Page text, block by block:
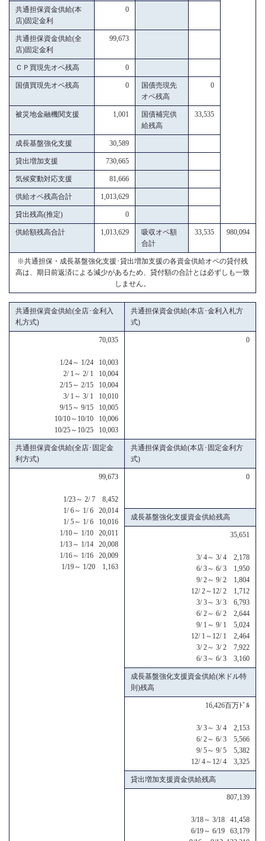
共通担保資金供給(本
店)固定金利
0
共通担保資金供給(全
店)固定金利
99,673
ＣＰ買現先オペ残高 0
国債買現先オペ残高 0
国債売現先
オペ残高
0
被災地金融機関支援 1,001
国債補完供
給残高
33,535
成長基盤強化支援 30,589
貸出増加支援 730,665
気候変動対応支援 81,666
供給オペ残高合計 1,013,629
貸出残高(推定) 0
供給額残高合計 1,013,629
吸収オペ額
合計
33,535 980,094
※共通担保・成長基盤強化支援･貸出増加支援の各資金供給オペの貸付残
高は、期日前返済による減少があるため、貸付額の合計とは必ずしも一致
しません。
共通担保資金供給(全店･金利入
札方式)
共通担保資金供給(本店･金利入札方
式)
70,035
1/24～ 1/24 10,003
2/ 1～ 2/ 1 10,004
2/15～ 2/15 10,004
3/ 1～ 3/ 1 10,010
9/15～ 9/15 10,005
10/10～10/10 10,006
10/25～10/25 10,003
0
共通担保資金供給(全店･固定金
利方式)
共通担保資金供給(本店･固定金利方
式)
99,673
1/23～ 2/ 7 8,452
1/ 6～ 1/ 6 20,014
1/ 5～ 1/ 6 10,016
1/10～ 1/10 20,011
1/13～ 1/14 20,008
1/16～ 1/16 20,009
1/19～ 1/20 1,163
0
成長基盤強化支援資金供給残高
35,651
3/ 4～ 3/ 4 2,178
6/ 3～ 6/ 3 1,950
9/ 2～ 9/ 2 1,804
12/ 2～12/ 2 1,712
3/ 3～ 3/ 3 6,793
6/ 2～ 6/ 2 2,644
9/ 1～ 9/ 1 5,024
12/ 1～12/ 1 2,464
3/ 2～ 3/ 2 7,922
6/ 3～ 6/ 3 3,160
成長基盤強化支援資金供給(米ドル特
則)残高
16,426百万ﾄﾞﾙ
3/ 3～ 3/ 4 2,153
6/ 2～ 6/ 3 5,566
9/ 5～ 9/ 5 5,382
12/ 4～12/ 4 3,325
貸出増加支援資金供給残高
807,139
3/18～ 3/18 41,458
6/19～ 6/19 63,179